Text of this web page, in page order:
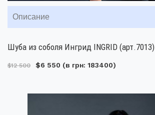
Описание
Шуба из соболя Ингрид INGRID (арт.7013)
$12 500 $6 550 (в грн: 183400)